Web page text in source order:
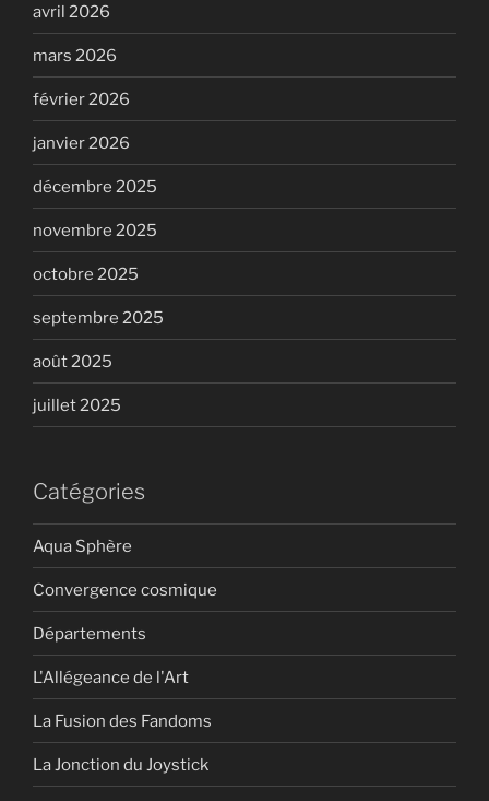
avril 2026
mars 2026
février 2026
janvier 2026
décembre 2025
novembre 2025
octobre 2025
septembre 2025
août 2025
juillet 2025
Catégories
Aqua Sphère
Convergence cosmique
Départements
L'Allégeance de l'Art
La Fusion des Fandoms
La Jonction du Joystick